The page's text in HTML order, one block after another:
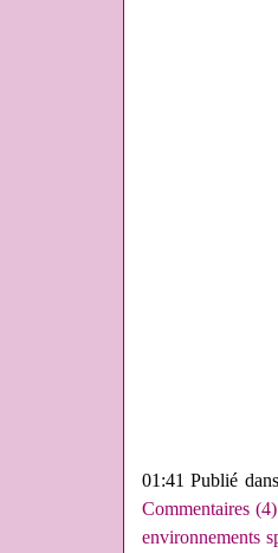
01:41 Publié
Commentaires (4)
environnements